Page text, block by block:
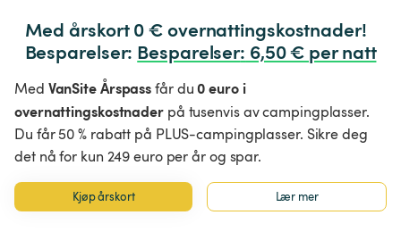
Med årskort 0 € overnattingskostnader!
Besparelser: Besparelser: 6,50 € per natt
Med VanSite Årspassfår du0 euro i
overnattingskostnaderpå tusenvis av campingplasser.
Du får 50 % rabatt på PLUS-campingplasser. Sikre deg
det nå for kun 249 euro per år og spar.
Kjøp årskort Lær mer